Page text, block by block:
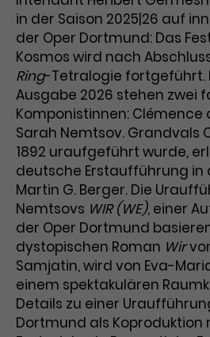
Anbieter Google Analytics
Laufzeit 1 Minute
Zweck
Das ist ein von
gesetztes
Daten werden
pro Minute an
gesendet.
werden
unterbunden.
Laufzeit 3 Monate
Zweck
Dieses Cookie
Werbeanzeigen
Remarketing-
bereitzustellen.
Name IDE
Anbieter Google /
Laufzeit 1 Jahr
Zweck
Dieses Cookie
personalisierter
misst die
in der Saison 2025|26 auf
der Oper Dortmund: Das
Kosmos wird nach
Ring-Tetralogie fortgeführt.
Ausgabe 2026 stehen zwei
Komponistinnen:
Sarah Nemtsov. Grandvals
1892 uraufgeführt wurde,
deutsche Erstaufführung in
Martin G. Berger. Die
Nemtsovs WIR (WE), einer
der Oper Dortmund
dystopischen Roman Wir
Samjatin, wird von Eva-
einem spektakulären
Details zu einer
Dortmund als